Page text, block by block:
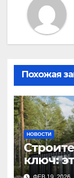
Похожая
НОВОСТИ
ключ: